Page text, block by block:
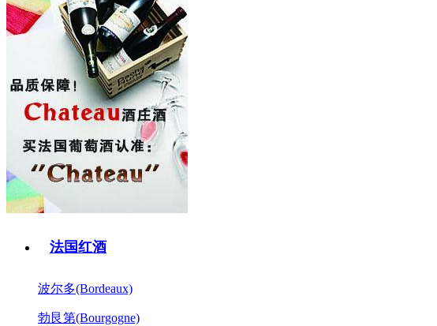
法国红酒
波尔多(Bordeaux)
勃艮第(Bourgogne)